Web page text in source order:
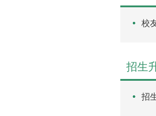
校
招生
招